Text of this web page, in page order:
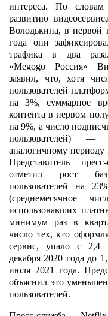
интереса. По
развитию
Володькина, в первой
года они
трафика в два
«Megogo Россия»
заявил, что, хотя
пользователей
на 3%, суммарное
контента в первом
на 9%, а число
пользователей)
аналогичному периоду
Представитель
отметил рост
пользователей на
(среднемесячное
использовавших
минимум раз в
число тех, кто
сервис, упало с 2,4
декабря 2020 года до
июля 2021 года.
объяснил это
пользователей.